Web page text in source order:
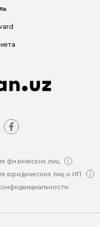
физических лиц
юридических лиц и ИП